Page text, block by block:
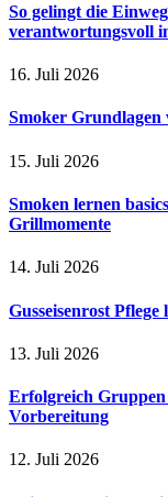
So gelingt die
verantwortungsvoll
16. Juli 2026
Smoker Grundlagen
15. Juli 2026
Smoken lernen
Grillmomente
14. Juli 2026
Gusseisenrost
13. Juli 2026
Erfolgreich Gruppen
Vorbereitung
12. Juli 2026